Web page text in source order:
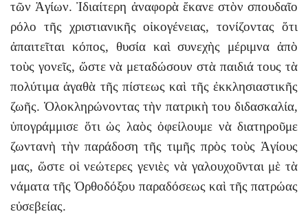
τῶν Ἁγίων. Ἰδιαίτερη ἀναφορὰ ἔκανε στὸν σπουδαῖο
ρόλο τῆς χριστιανικῆς οἰκογένειας, τονίζοντας ὅτι
ἀπαιτεῖται κόπος, θυσία καὶ συνεχὴς μέριμνα ἀπὸ
τοὺς γονεῖς, ὥστε νὰ μεταδώσουν στὰ παιδιά τους τὰ
πολύτιμα ἀγαθὰ τῆς πίστεως καὶ τῆς ἐκκλησιαστικῆς
ζωῆς. Ὁλοκληρώνοντας τὴν πατρικὴ του διδασκαλία,
ὑπογράμμισε ὅτι ὡς λαὸς ὀφείλουμε νὰ διατηροῦμε
ζωντανὴ τὴν παράδοση τῆς τιμῆς πρὸς τοὺς Ἁγίους
μας, ὥστε οἱ νεώτερες γενιὲς νὰ γαλουχοῦνται μὲ τὰ
νάματα τῆς Ὀρθοδόξου παραδόσεως καὶ τῆς πατρώας
εὐσεβείας.